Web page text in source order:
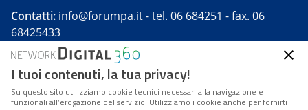
Contatti: info@forumpa.it- tel. 06 684251 - fax. 06
68425433
Forumpa.itè una pubblicazione telematica iscritta
presso Registro della stampa del Tribunale di Roma -
Reg. n. 182 del 2 maggio 2008 - Direttore resp. Michela
I tuoi contenuti, la tua privacy!
Su questo sito utilizziamo cookie tecnici necessari alla navigazione e
funzionali all’erogazione del servizio. Utilizziamo i cookie anche per fornirti